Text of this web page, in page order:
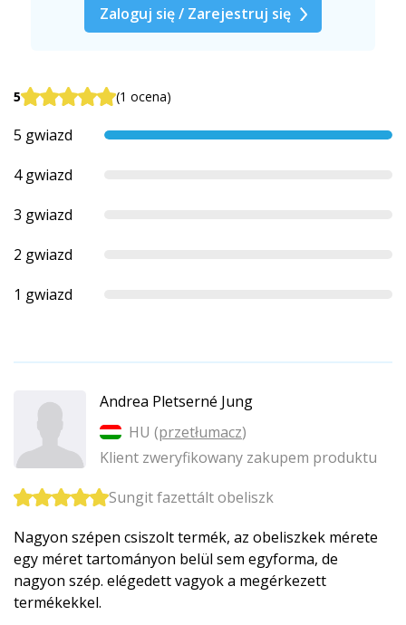
Zaloguj się / Zarejestruj się
5 (1 ocena)
5 gwiazd
4 gwiazd
3 gwiazd
2 gwiazd
1 gwiazd
Andrea Pletserné Jung
HU (przetłumacz)
Klient zweryfikowany zakupem produktu
Sungit fazettált obeliszk
Nagyon szépen csiszolt termék, az obeliszkek mérete
egy méret tartományon belül sem egyforma, de
nagyon szép. elégedett vagyok a megérkezett
termékekkel.